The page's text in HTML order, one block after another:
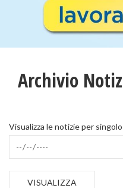
Archivio
Visualizza le notizie per
VISUALIZZA